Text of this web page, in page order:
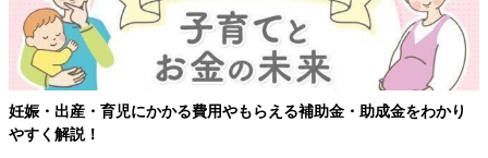
妊娠・出産・育児にかかる費用やもらえる補助金・助成金をわかり
やすく解説！